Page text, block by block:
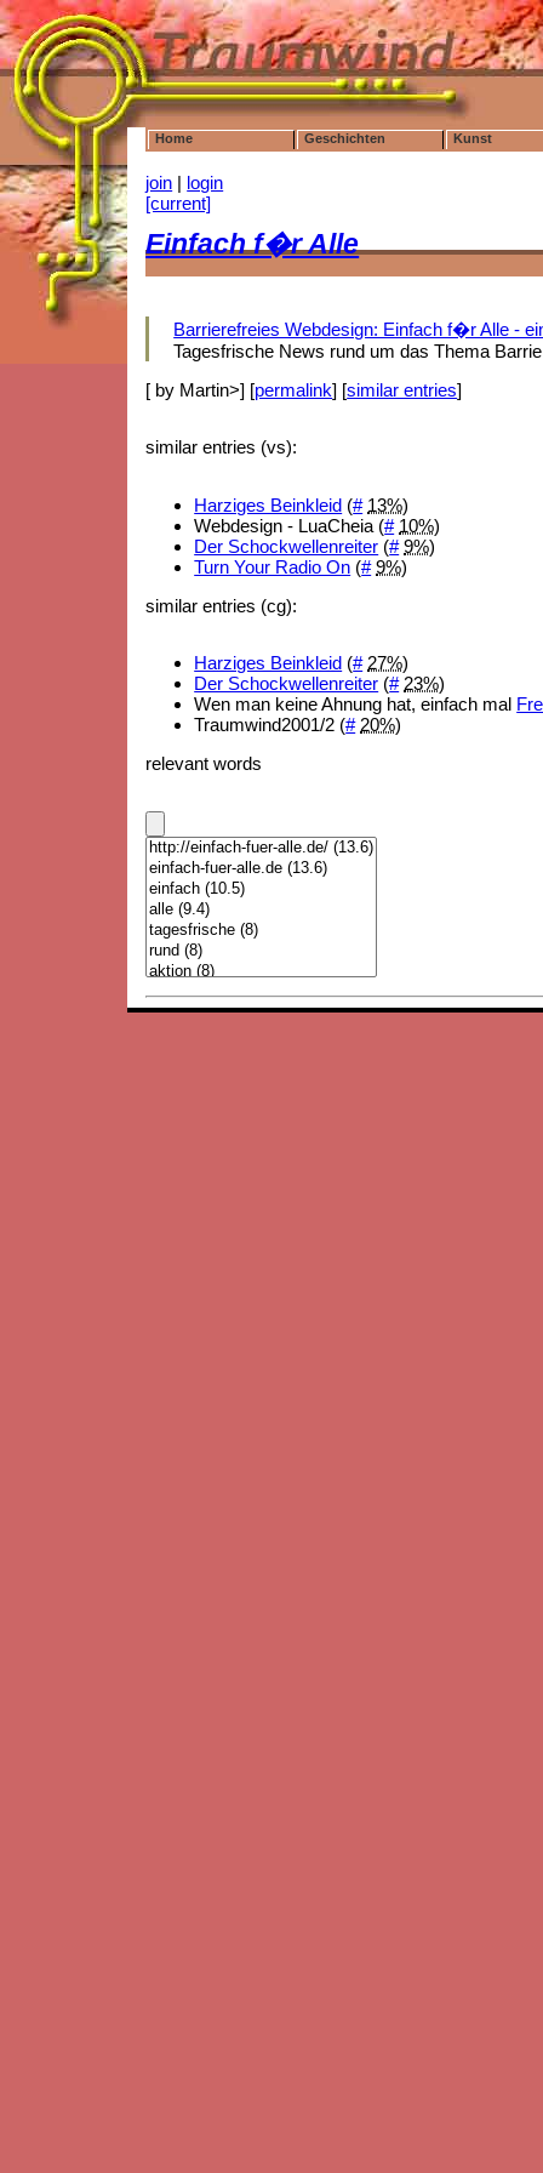
Home Geschichten Kunst
join | login
[current]
Einfach f�r Alle
Barrierefreies Webdesign: Einfach f�r Alle -
Tagesfrische News rund um das Thema
[ by Martin>] [permalink] [similar entries]
similar entries (vs):
Harziges Beinkleid (# 13%)
Webdesign - LuaCheia (# 10%)
Der Schockwellenreiter (# 9%)
Turn Your Radio On (# 9%)
similar entries (cg):
Harziges Beinkleid (# 27%)
Der Schockwellenreiter (# 23%)
Wen man keine Ahnung hat, einfach mal
Traumwind2001/2 (# 20%)
relevant words